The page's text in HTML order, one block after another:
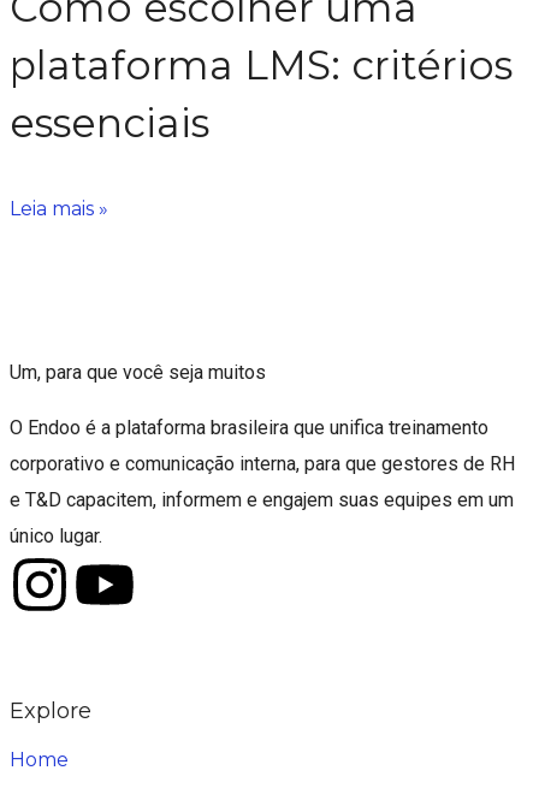
plataforma LMS: critérios
essenciais
Leia mais »
Um, para que você seja muitos
O Endoo é a plataforma brasileira que unifica treinamento
corporativo e comunicação interna, para que gestores de RH
e T&D capacitem, informem e engajem suas equipes em um
único lugar.
Explore
Home